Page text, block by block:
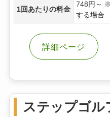
1回あたりの料金
748円～
する場合
詳細ページ
ステップゴル